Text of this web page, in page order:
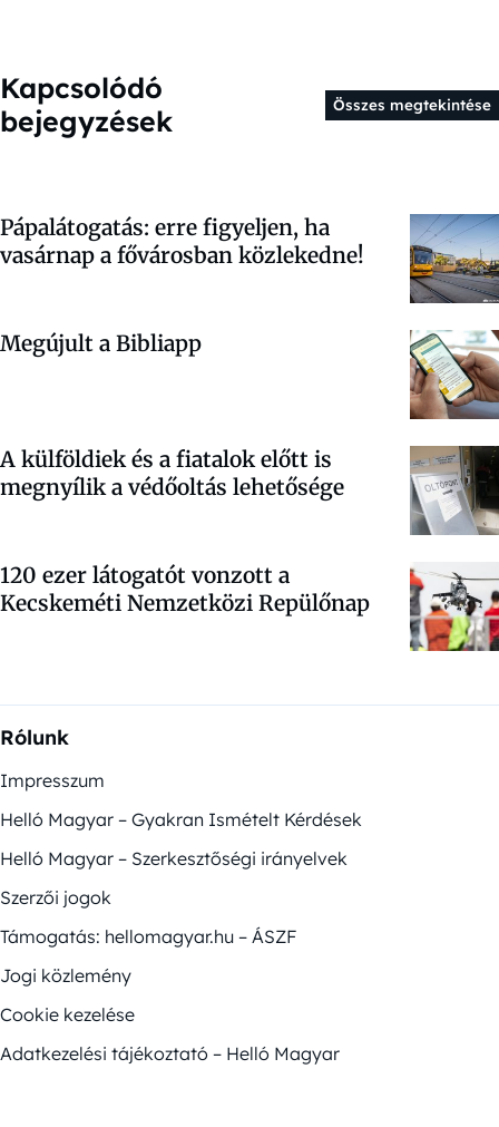
Kapcsolódó
bejegyzések
Összes megtekintése
Pápalátogatás: erre figyeljen, ha
vasárnap a fővárosban közlekedne!
Megújult a Bibliapp
A külföldiek és a fiatalok előtt is
megnyílik a védőoltás lehetősége
120 ezer látogatót vonzott a
Kecskeméti Nemzetközi Repülőnap
Rólunk
Impresszum
Helló Magyar – Gyakran Ismételt Kérdések
Helló Magyar – Szerkesztőségi irányelvek
Szerzői jogok
Támogatás: hellomagyar.hu – ÁSZF
Jogi közlemény
Cookie kezelése
Adatkezelési tájékoztató – Helló Magyar